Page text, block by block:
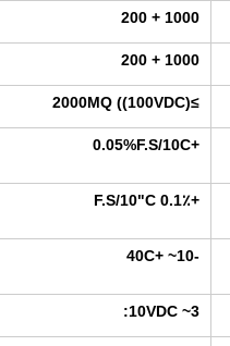
1000 + 200
1000 + 200
≥2000MQ ((100VDC)
+0.05%F.S/10C
+0.1٪ F.S/10"C
-10~ +40C
3~ 10VDC: